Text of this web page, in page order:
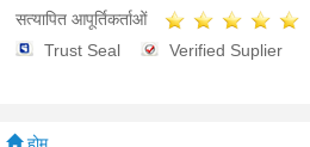
सत्यापित आपूर्तिकर्ताओं
Trust Seal
Verified Suplier